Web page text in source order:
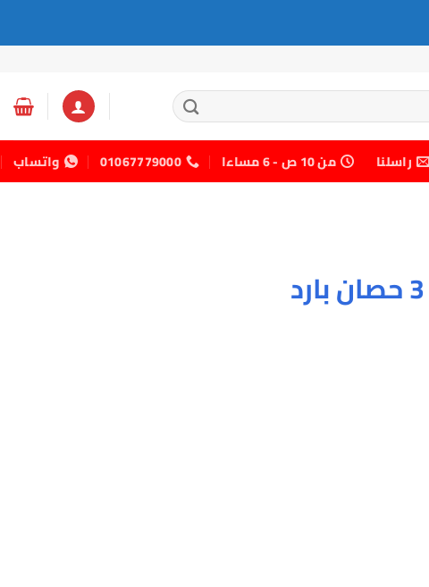
راسلنا من 10 ص - 6 مساءا 01067779000 واتساب